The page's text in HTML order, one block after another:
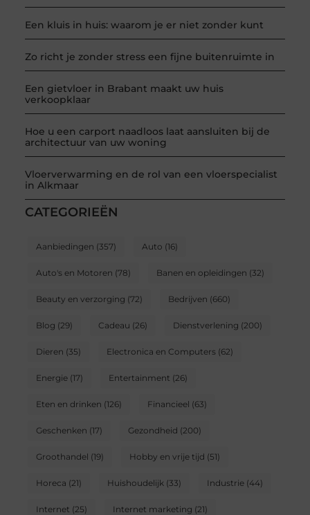
Een kluis in huis: waarom je er niet zonder kunt
Zo richt je zonder stress een fijne buitenruimte in
Een gietvloer in Brabant maakt uw huis
verkoopklaar
Hoe u een carport naadloos laat aansluiten bij de
architectuur van uw woning
Vloerverwarming en de rol van een vloerspecialist
in Alkmaar
CATEGORIEËN
Aanbiedingen (357) Auto (16)
Auto's en Motoren (78) Banen en opleidingen (32)
Beauty en verzorging (72) Bedrijven (660)
Blog (29) Cadeau (26) Dienstverlening (200)
Dieren (35) Electronica en Computers(62)
Energie(17) Entertainment (26)
Eten en drinken (126) Financieel (63)
Geschenken (17) Gezondheid (200)
Groothandel (19) Hobby en vrije tijd (51)
Horeca (21) Huishoudelijk (33) Industrie(44)
Internet (25) Internet marketing (21)